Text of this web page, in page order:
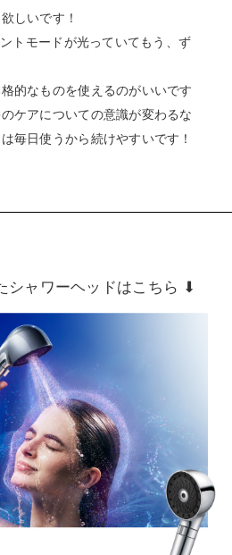
しいです！
トモードが光っていてもう、ず
的なものを使えるのがいいです
ケアについての意識が変わるな
毎日使うから続けやすいです！
シャワーヘッドはこちら ⬇︎